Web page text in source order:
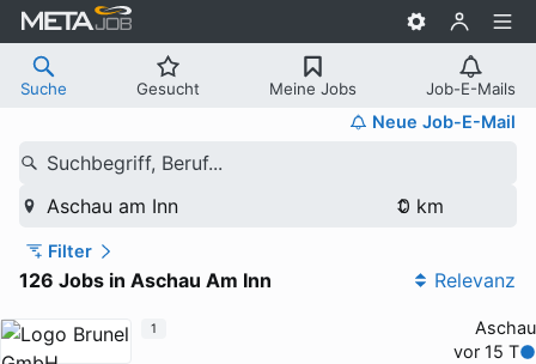
Suche Gesucht Meine Jobs Job-E-Mails
Neue Job-E-Mail
Suchbegriff, Beruf...
Aschau am Inn
Filter
126 Jobs in Aschau Am Inn Relevanz
Aschau
vor 15 T
1